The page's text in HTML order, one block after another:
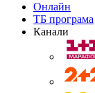
Онлайн
ТБ програма
Канали